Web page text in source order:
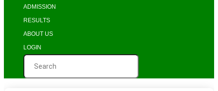
ADMISSION
RESULTS
ABOUT US
LOGIN